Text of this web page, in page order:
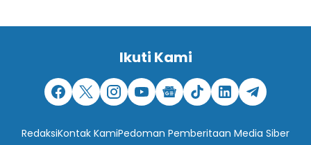
Ikuti Kami
RedaksiKontak KamiPedoman Pemberitaan Media Siber